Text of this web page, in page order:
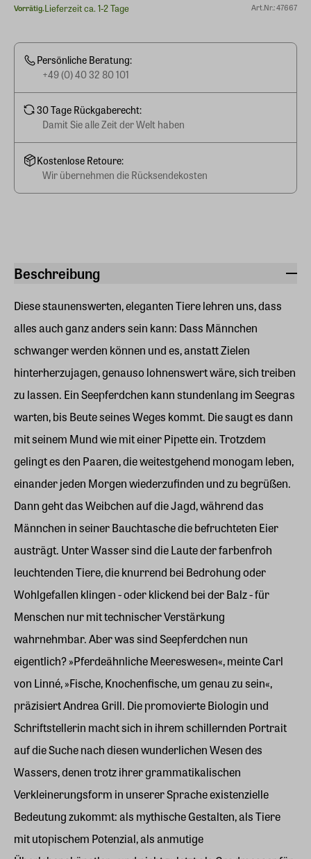
Beschreibung
Diese staunenswerten, eleganten Tiere lehren uns, dass
alles auch ganz anders sein kann: Dass Männchen
schwanger werden können und es, anstatt Zielen
hinterherzujagen, genauso lohnenswert wäre, sich treiben
zu lassen. Ein Seepferdchen kann stundenlang im Seegras
warten, bis Beute seines Weges kommt. Die saugt es dann
mit seinem Mund wie mit einer Pipette ein. Trotzdem
gelingt es den Paaren, die weitestgehend monogam leben,
einander jeden Morgen wiederzufinden und zu begrüßen.
Dann geht das Weibchen auf die Jagd, während das
Männchen in seiner Bauchtasche die befruchteten Eier
austrägt. Unter Wasser sind die Laute der farbenfroh
leuchtenden Tiere, die knurrend bei Bedrohung oder
Wohlgefallen klingen - oder klickend bei der Balz - für
Menschen nur mit technischer Verstärkung
wahrnehmbar. Aber was sind Seepferdchen nun
eigentlich? »Pferdeähnliche Meereswesen«, meinte Carl
von Linné, »Fische, Knochenfische, um genau zu sein«,
präzisiert Andrea Grill. Die promovierte Biologin und
Schriftstellerin macht sich in ihrem schillernden Portrait
auf die Suche nach diesen wunderlichen Wesen des
Wassers, denen trotz ihrer grammatikalischen
Verkleinerungsform in unserer Sprache existenzielle
Bedeutung zukommt: als mythische Gestalten, als Tiere
mit utopischem Potenzial, als anmutige
Vorrätig.Lieferzeit ca. 1-2 Tage Art.Nr.: 47667
Persönliche Beratung:
+49 (0) 40 32 80 101
30 Tage Rückgaberecht:
Damit Sie alle Zeit der Welt haben
Kostenlose Retoure:
Wir übernehmen die Rücksendekosten